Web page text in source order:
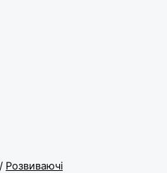
/ Розвиваючі